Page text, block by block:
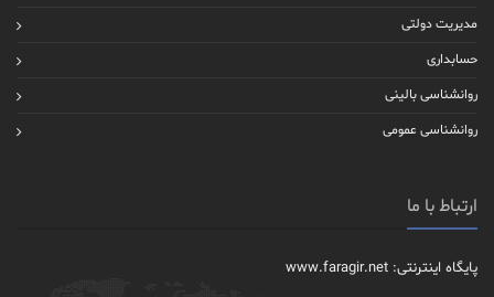
مدیریت دولتی
حسابداری
روانشناسی بالینی
روانشناسی عمومی
ارتباط با ما
پایگاه اینترنتی: www.faragir.net